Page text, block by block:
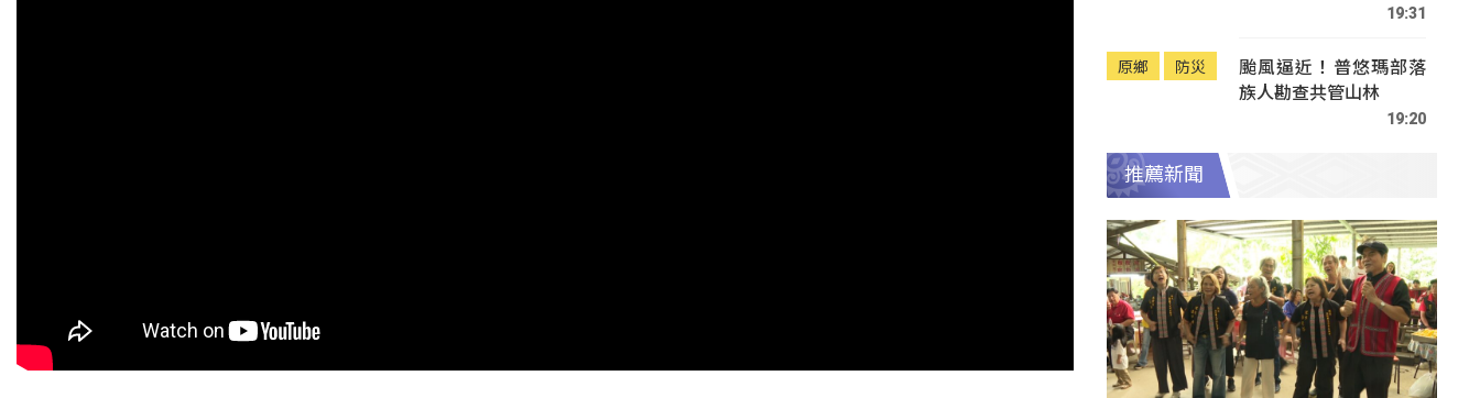
19:31
原鄉 防災
颱風逼近！普悠瑪部落
族人勘查共管山林
19:20
推薦新聞